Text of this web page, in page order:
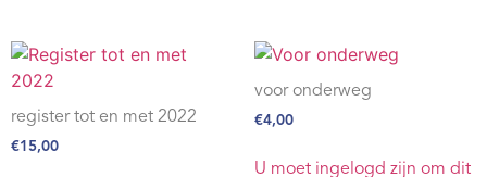
register tot en met 2022
€15,00
voor onderweg
€4,00
U moet ingelogd zijn om dit